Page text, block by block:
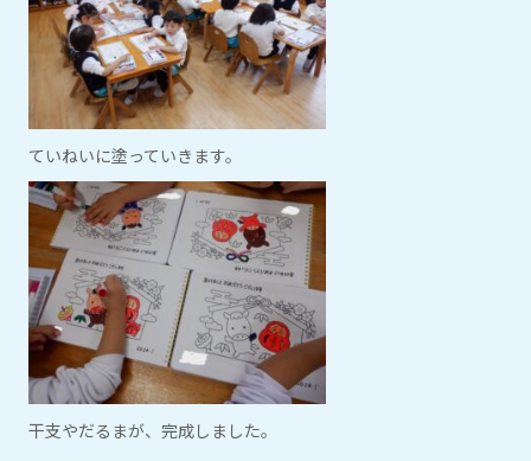
ていねいに塗っていきます。
干支やだるまが、完成しました。